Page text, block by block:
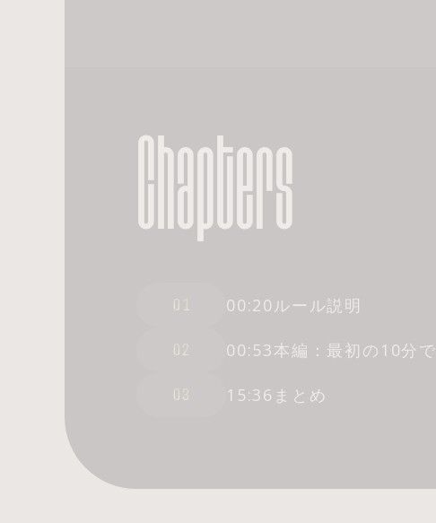
Chapters
01 00:20 ルール説明
02 00:53本編：最初の10分
03 15:36 まとめ